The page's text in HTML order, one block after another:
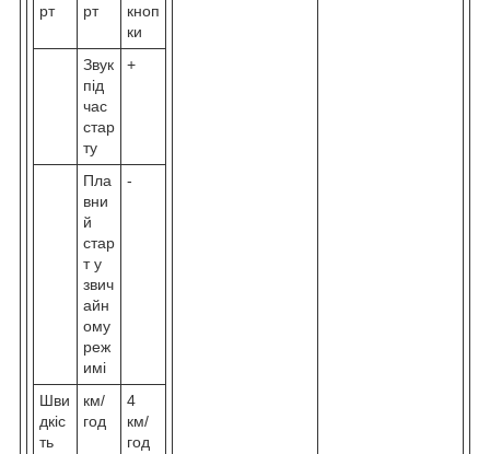
рт
рт
кноп
ки
Звук
під
час
стар
ту
+
Пла
вни
й
стар
т у
звич
айн
ому
реж
имі
-
Шви
дкіс
ть
км/
год
4
км/
год